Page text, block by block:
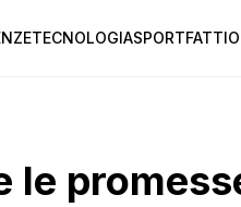
TECNOLOGIASPORTFATTI
le